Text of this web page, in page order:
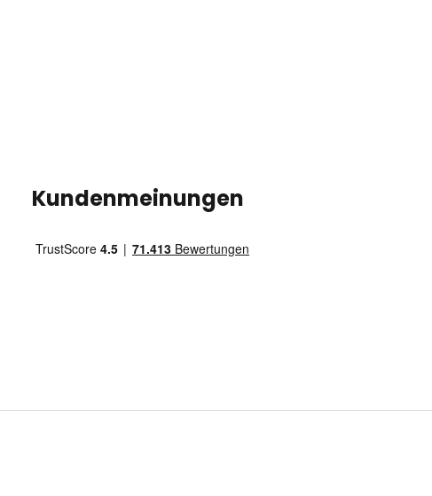
Kundenmeinungen